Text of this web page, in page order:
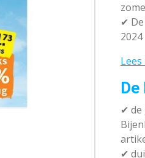
✔
2024
Lees
✔
✔